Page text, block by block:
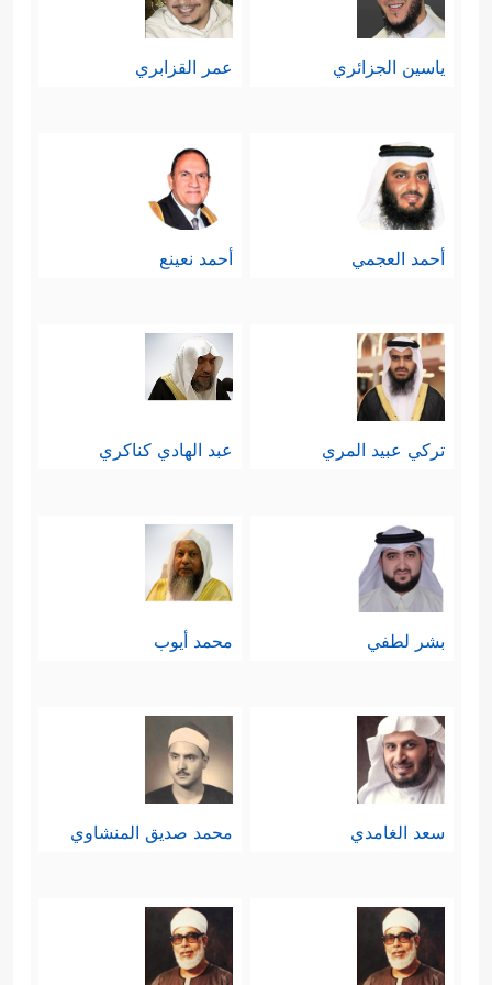
سابعًا: تحميل المؤمنين مسؤوليَّة
الإصلاح ونشر الخير والفضيلة، ومحاربة
ونصره لهم على عدوِّهم﴿ٱلَّذِینَ إِن مَّكَّنَّـٰهُمۡ
فِی ٱلۡأَرۡضِ أَقَامُواْ ٱلصَّلَوٰةَ وَءَاتَوُاْ ٱلزَّكَوٰةَ وَأَمَرُواْ
وهذه مسؤوليَّةٌ لا تقِلُّ أهميةً عن
مسؤوليَّة البذل والتضحية في مراحل
الصراع المختلفة، فمن يَصبِر على مِحَنِ
الثمر، والتنافُس في مُقارعة العدو قد
يكون أسهل على النفس من التنافس
على الغنائم، وفي هذه وتلك يعيش
ثامنًا: في خِضَمِّ هذا المحور يَذكرُ القرآن
بُعدًا آخر لهذا الصراع، ونموذجًا مما كان
يواجهه
من هؤلاء المشركين، إنَّه
نموذجٌ لظاهرة من ظواهر الصراع مع
كلِّ الدعوات، ومع كلِّ النبيين، وليست
حادثة جزئيَّة أو منفصلة كما تُشير بعض
ياسين الجزائري عمر القزابري
أحمد العجمي أحمد نعينع
تركي عبيد المري عبد الهادي كناكري
بشر لطفي محمد أيوب
سعد الغامدي محمد صديق المنشاوي